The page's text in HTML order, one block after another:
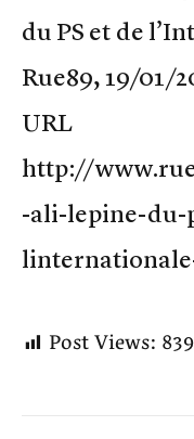
du PS et de
Rue89, 19/01/
http://
-ali-lepine-du-
Post Views: 839